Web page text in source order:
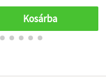
esküvői és otthoni
Kosárba